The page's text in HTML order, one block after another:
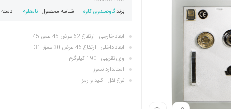
برندگاوصندوق کاوه شناسه محصول: نامعلوم دسته:
ابعاد خارجی : ارتفاع 62 عرض 45 عمق 45
ابعاد داخلی : ارتفاع 46 عرض 30 عمق 31
وزن تقریبی : 190 کیلوگرم
استاندارد نسوز
نوع قفل : کلید و رمز